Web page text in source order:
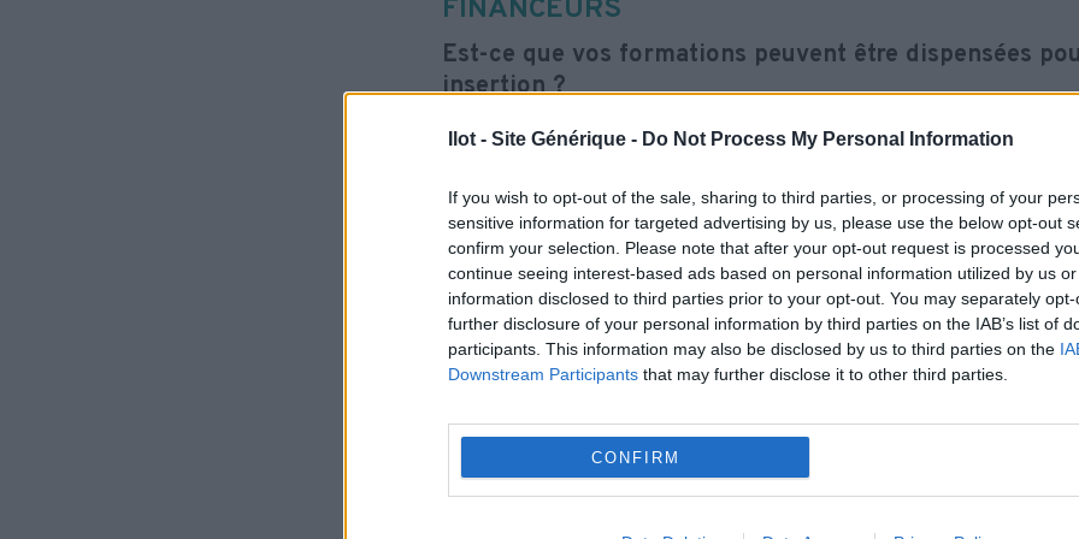
Ilot - Site Générique - Do Not Process My Personal Information
If you wish to opt-out of the sale, sharing to third parties, or processing of your
sensitive information for targeted advertising by us, please use the below opt-out
confirm your selection. Please note that after your opt-out request is processed
continue seeing interest-based ads based on personal information utilized by us
information disclosed to third parties prior to your opt-out. You may separately
further disclosure of your personal information by third parties on the IAB’s list of
participants. This information may also be disclosed by us to third parties on the
Downstream Participants that may further disclose it to other third parties.
CONFIRM
FINANCEURS
Est-ce que vos formations peuvent être dispensées
insertion ?
d’arrêts ou centre de détention ?
Nous avons l’habitude d’intervenir en détention.
Est-ce que vous pouvez co-porter des actions de
Nous pouvons co-porter des actions de formation avec
organismes de formation, entreprises, associations,
collectivités.